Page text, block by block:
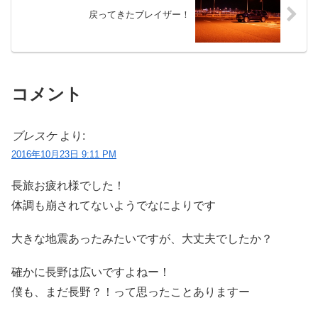
戻ってきたブレイザー！
コメント
ブレスケ より:
2016年10月23日 9:11 PM
長旅お疲れ様でした！
体調も崩されてないようでなによりです
大きな地震あったみたいですが、大丈夫でしたか？
確かに長野は広いですよねー！
僕も、まだ長野？！って思ったことありますー